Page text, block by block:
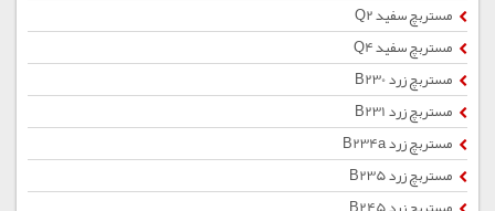
مستربچ سفید Q2
مستربچ سفید Q4
مستربچ زرد B230
مستربچ زرد B231
مستربچ زرد B234a
مستربچ زرد B235